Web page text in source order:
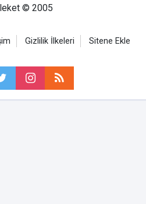
© 2005
Gizlilik İlkeleri Sitene Ekle